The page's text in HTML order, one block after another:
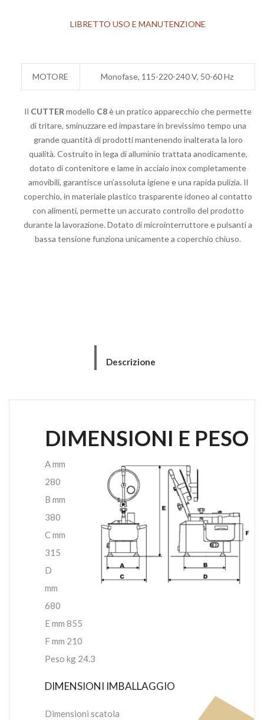
LIBRETTO USO E MANUTENZIONE
MOTORE Monofase, 115-220-240 V, 50-60 Hz
Il CUTTER modello C8è un pratico apparecchio che permette
di tritare, sminuzzare ed impastare in brevissimo tempo una
grande quantità di prodotti mantenendo inalterata la loro
qualità. Costruito in lega di alluminio trattata anodicamente,
dotato di contenitore e lame in acciaio inox completamente
amovibili, garantisce un’assoluta igiene e una rapida pulizia. Il
coperchio, in materiale plastico trasparente idoneo al contatto
con alimenti, permette un accurato controllo del prodotto
durante la lavorazione. Dotato di microinterruttore e pulsanti a
bassa tensione funziona unicamente a coperchio chiuso.
Descrizione
DIMENSIONI E PESO
A mm
280
B mm
380
C mm
315
D
mm
680
E mm 855
F mm 210
Peso kg 24.3
DIMENSIONI IMBALLAGGIO
Dimensioni scatola